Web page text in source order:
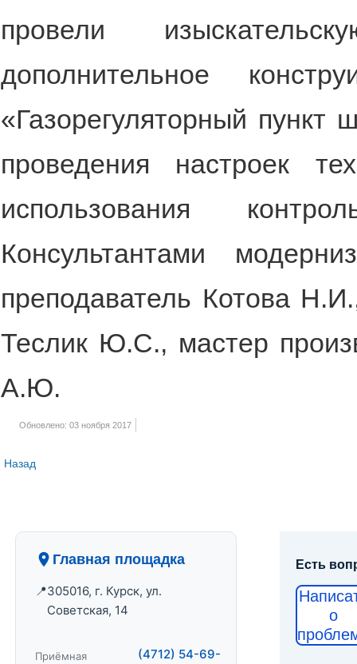
провели
дополнительное
«Газорегуляторный пункт
проведения настроек
использования
Консультантами
преподаватель Котова
Теслик Ю.С., мастер
А.Ю.
Обновлено: 03 ноября 2017
Назад
Главная площадка
305016, г. Курск, ул.
Советская, 14
Приёмная
(4712) 54-69-
Есть
о